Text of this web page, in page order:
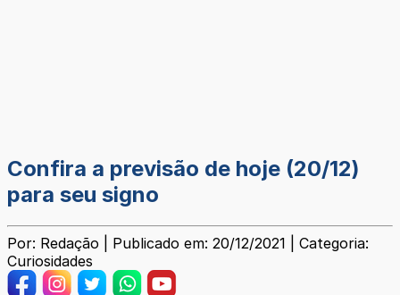
Confira a previsão de hoje (20/12)
para seu signo
Por: Redação | Publicado em: 20/12/2021 | Categoria:
Curiosidades